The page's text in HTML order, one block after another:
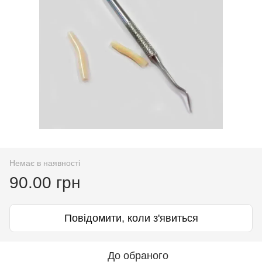
Немає в наявності
90.00 грн
Повідомити, коли з'явиться
До обраного